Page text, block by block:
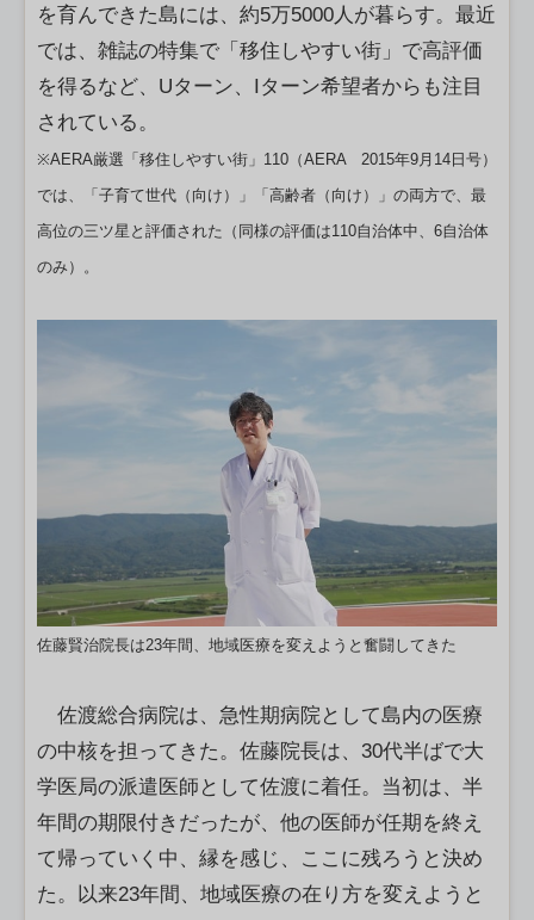
を育んできた島には、約5万5000人が暮らす。最近
では、雑誌の特集で「移住しやすい街」で高評価
を得るなど、Uターン、Iターン希望者からも注目
されている。
※AERA厳選「移住しやすい街」110（AERA 2015年9月14日号）
では、「子育て世代（向け）」「高齢者（向け）」の両方で、最
高位の三ツ星と評価された（同様の評価は110自治体中、6自治体
のみ）。
佐藤賢治院長は23年間、地域医療を変えようと奮闘してきた
佐渡総合病院は、急性期病院として島内の医療
の中核を担ってきた。佐藤院長は、30代半ばで大
学医局の派遣医師として佐渡に着任。当初は、半
年間の期限付きだったが、他の医師が任期を終え
て帰っていく中、縁を感じ、ここに残ろうと決め
た。以来23年間、地域医療の在り方を変えようと